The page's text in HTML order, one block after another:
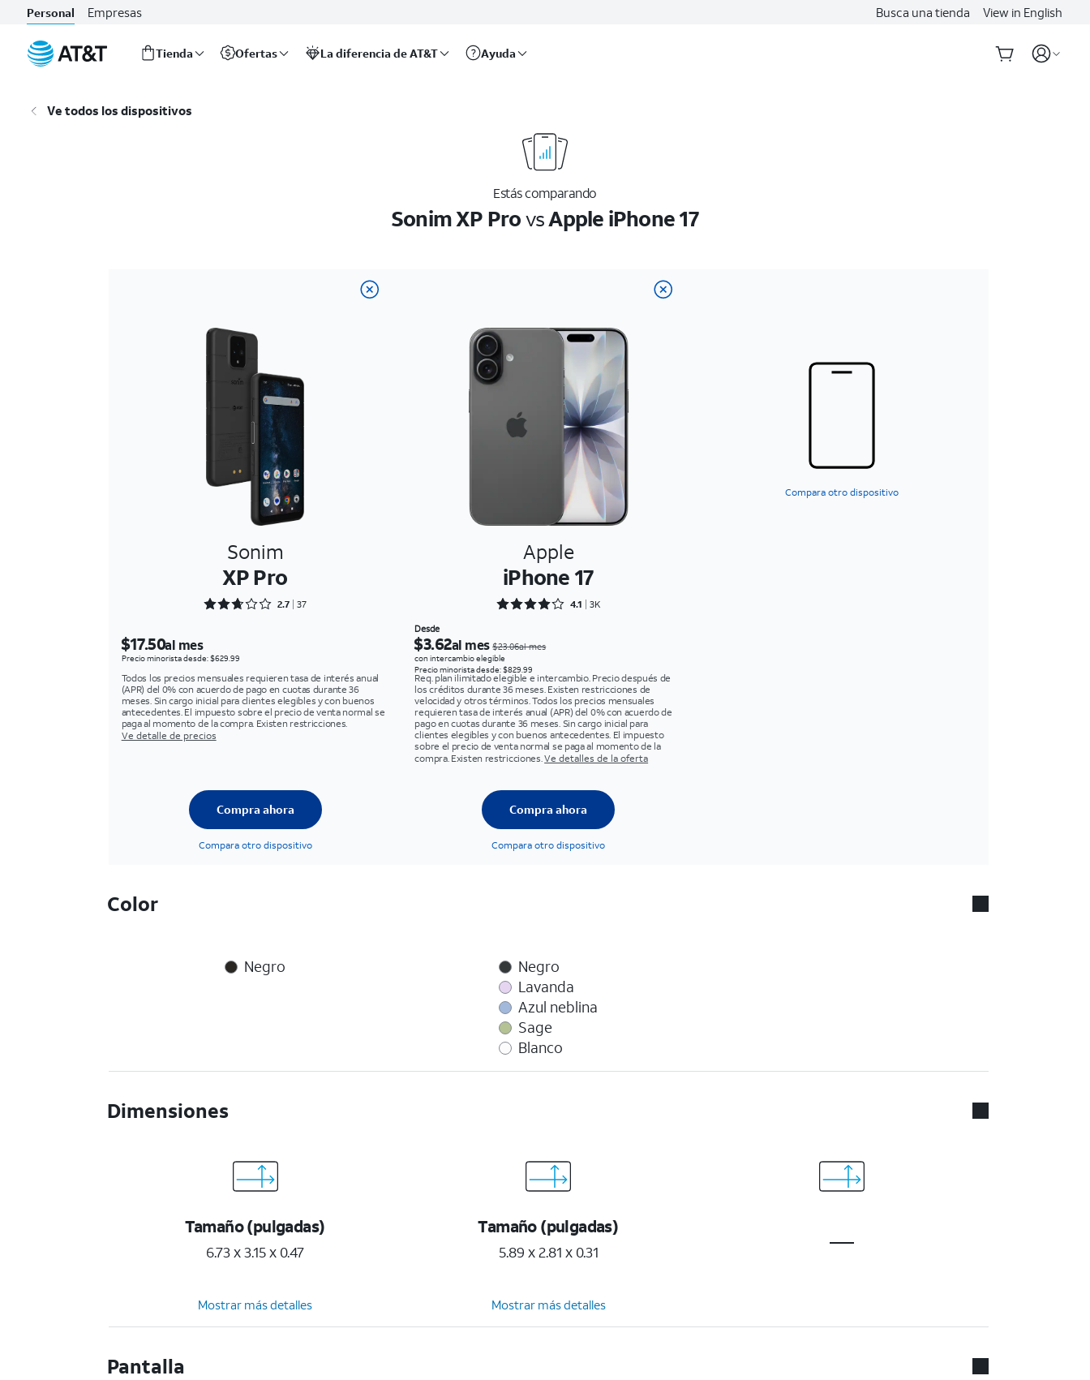
Personal Empresas Busca una tienda View in English
Tienda Ofertas La diferencia de AT&T Ayuda
Ve todos los dispositivos
Estás comparando
Sonim XP ProvsApple iPhone 17
Compara otro dispositivo
Sonim
XP Pro
Apple
iPhone 17
Rated 2.7297 out of 5
2.7 37 Rated 4.1089 out of 5
4.1 3K
$17.50al mes
Precio minorista desde: $629.99
Todos los precios mensuales requieren tasa de interés anual
(APR) del 0% con acuerdo de pago en cuotas durante 36
meses. Sin cargo inicial para clientes elegibles y con buenos
antecedentes. El impuesto sobre el precio de venta normal se
paga al momento de la compra. Existen restricciones.
Ve detalle de precios
Desde
$3.62al mes$23.06al mes
con intercambio elegible
Precio minorista desde: $829.99
Req. plan ilimitado elegible e intercambio. Precio después de
los créditos durante 36 meses. Existen restricciones de
velocidad y otros términos. Todos los precios mensuales
requieren tasa de interés anual (APR) del 0% con acuerdo de
pago en cuotas durante 36 meses. Sin cargo inicial para
clientes elegibles y con buenos antecedentes. El impuesto
sobre el precio de venta normal se paga al momento de la
compra. Existen restricciones.Ve detalles de la oferta
Compra ahora
Compara otro dispositivo
Compra ahora
Compara otro dispositivo
Color
Negro
Negro
Lavanda
Azul neblina
Sage
Blanco
Dimensiones
Tamaño (pulgadas)
6.73 x 3.15 x 0.47
Tamaño (pulgadas)
5.89 x 2.81 x 0.31
Mostrar más detalles Mostrar más detalles
Pantalla